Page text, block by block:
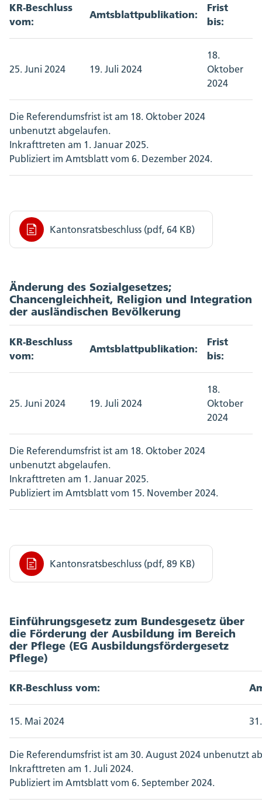
KR-Beschluss
vom:
Amtsblattpublikation:
Frist
bis:
25. Juni 2024 19. Juli 2024
18.
Oktober
2024
Die Referendumsfrist ist am 18. Oktober 2024
unbenutzt abgelaufen.
Inkrafttreten am 1. Januar 2025.
Publiziert im Amtsblatt vom 6. Dezember 2024.
Kantonsratsbeschluss (pdf, 64 KB)
Änderung des Sozialgesetzes;
Chancengleichheit, Religion und Integration
der ausländischen Bevölkerung
KR-Beschluss
vom:
Amtsblattpublikation:
Frist
bis:
25. Juni 2024 19. Juli 2024
18.
Oktober
2024
Die Referendumsfrist ist am 18. Oktober 2024
unbenutzt abgelaufen.
Inkrafttreten am 1. Januar 2025.
Publiziert im Amtsblatt vom 15. November 2024.
Kantonsratsbeschluss (pdf, 89 KB)
Einführungsgesetz zum Bundesgesetz über
die Förderung der Ausbildung im Bereich
der Pflege (EG Ausbildungsfördergesetz
Pflege)
KR-Beschluss vom:
15. Mai 2024
Die Referendumsfrist ist am 30. August 2024 unbenutzt
Inkrafttreten am 1. Juli 2024.
Publiziert im Amtsblatt vom 6. September 2024.